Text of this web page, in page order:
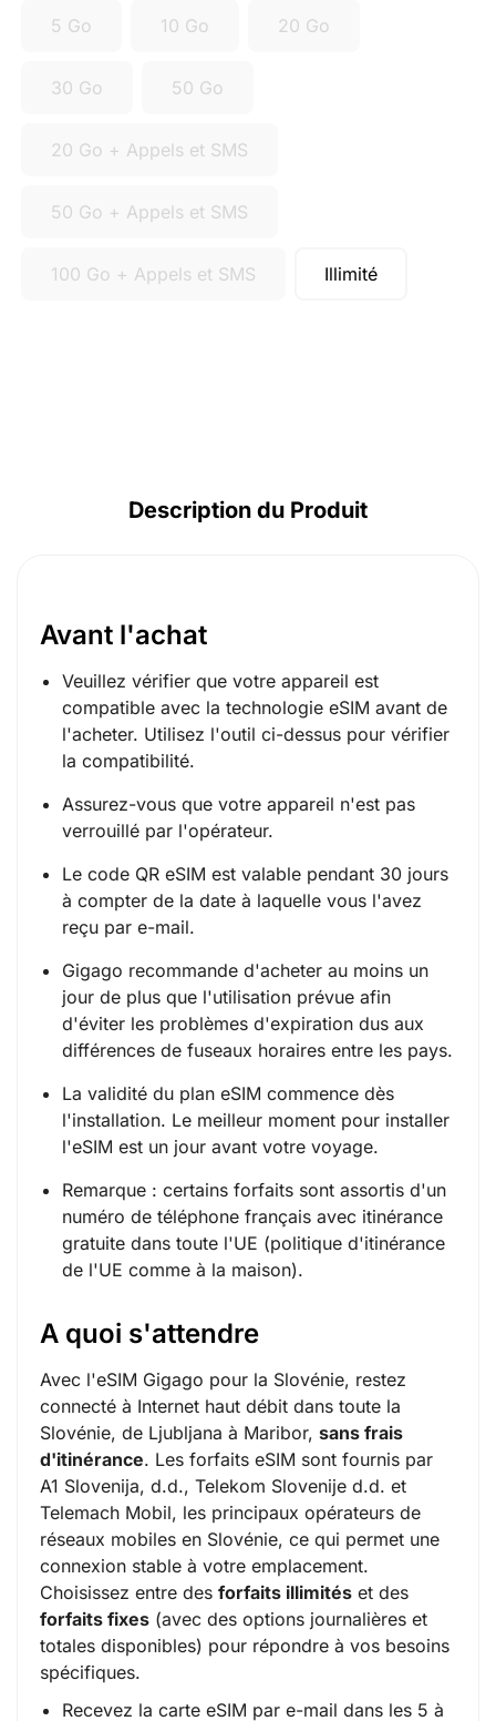
5 Go 10 Go 20 Go
30 Go 50 Go
20 Go + Appels et SMS
50 Go + Appels et SMS
100 Go + Appels et SMS Illimité
Description du Produit
Avant l'achat
Veuillez vérifier que votre appareil est
compatible avec la technologie eSIM avant de
l'acheter. Utilisez l'outil ci-dessus pour vérifier
la compatibilité.
Assurez-vous que votre appareil n'est pas
verrouillé par l'opérateur.
Le code QR eSIM est valable pendant 30 jours
à compter de la date à laquelle vous l'avez
reçu par e-mail.
Gigago recommande d'acheter au moins un
jour de plus que l'utilisation prévue afin
d'éviter les problèmes d'expiration dus aux
différences de fuseaux horaires entre les pays.
La validité du plan eSIM commence dès
l'installation. Le meilleur moment pour installer
l'eSIM est un jour avant votre voyage.
Remarque : certains forfaits sont assortis d'un
numéro de téléphone français avec itinérance
gratuite dans toute l'UE (politique d'itinérance
de l'UE comme à la maison).
A quoi s'attendre
Avec l'eSIM Gigago pour la Slovénie, restez
connecté à Internet haut débit dans toute la
Slovénie, de Ljubljana à Maribor, sans frais
d'itinérance. Les forfaits eSIM sont fournis par
A1 Slovenija, d.d., Telekom Slovenije d.d. et
Telemach Mobil, les principaux opérateurs de
réseaux mobiles en Slovénie, ce qui permet une
connexion stable à votre emplacement.
Choisissez entre des forfaits illimités et des
forfaits fixes (avec des options journalières et
totales disponibles) pour répondre à vos besoins
spécifiques.
Recevez la carte eSIM par e-mail dans les 5 à